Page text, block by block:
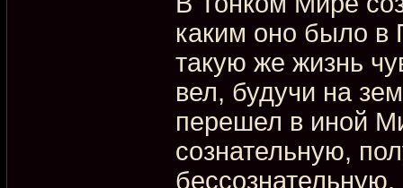
каким оно было в
такую же жизнь
вел, будучи на
перешел в иной
сознательную,
бессознательную,